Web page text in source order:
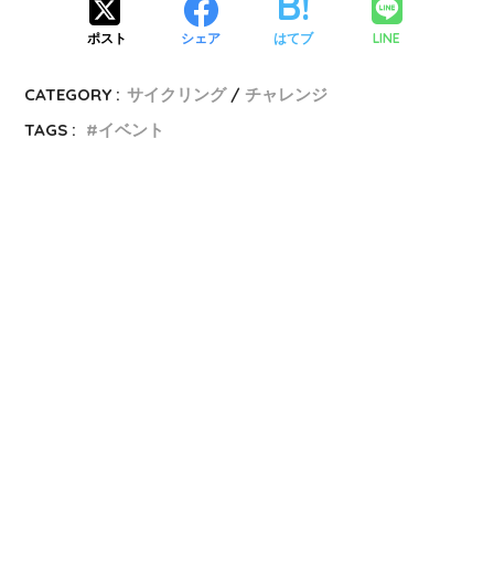
ポスト シェア はてブ LINE
CATEGORY : サイクリング
チャレンジ
TAGS :
イベント